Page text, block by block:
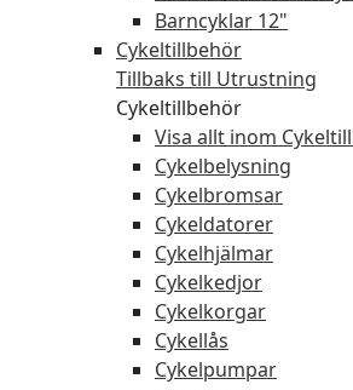
Barncyklar 12"
Cykeltillbehör
Tillbaks till Utrustning
Cykeltillbehör
Visa allt inom
Cykelbelysning
Cykelbromsar
Cykeldatorer
Cykelhjälmar
Cykelkedjor
Cykelkorgar
Cykellås
Cykelpumpar